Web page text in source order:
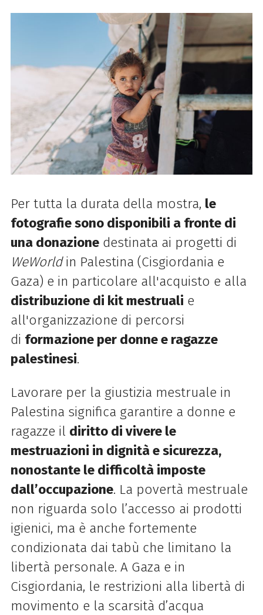
Per tutta la durata della mostra, le
fotografie sono disponibili a fronte di
una donazione destinata ai progetti di
WeWorldin Palestina (Cisgiordania e
Gaza) e in particolare all'acquisto e alla
distribuzione di kit mestruali e
all'organizzazione di percorsi
di formazione per donne e ragazze
palestinesi.
Lavorare per la giustizia mestruale in
Palestina significa garantire a donne e
ragazze il diritto di vivere le
mestruazioni in dignità e sicurezza,
nonostante le difficoltà imposte
dall’occupazione. La povertà mestruale
non riguarda solo l’accesso ai prodotti
igienici, ma è anche fortemente
condizionata dai tabù che limitano la
libertà personale. A Gaza e in
Cisgiordania, le restrizioni alla libertà di
movimento e la scarsità d’acqua